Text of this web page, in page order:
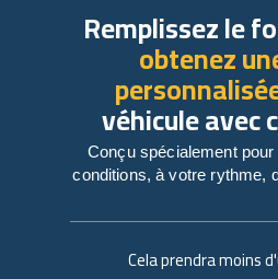
Cela prendra moins
Remplissez le
obtenez
véhicule avec
Conçu spécialement
conditions, à votre rythme,